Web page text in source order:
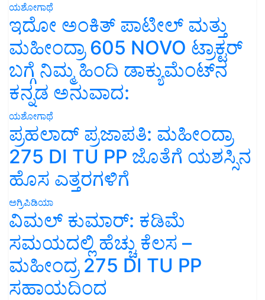
ಯಶೋಗಾಥೆ
ಇದೋ ಅಂಕಿತ್ ಪಾಟೀಲ್ ಮತ್ತು
ಮಹೀಂದ್ರಾ 605 NOVO ಟ್ರಾಕ್ಟರ್
ಬಗ್ಗೆ ನಿಮ್ಮ ಹಿಂದಿ ಡಾಕ್ಯುಮೆಂಟ್‌ನ
ಕನ್ನಡ ಅನುವಾದ:
ಯಶೋಗಾಥೆ
ಪ್ರಹಲಾದ್ ಪ್ರಜಾಪತಿ: ಮಹೀಂದ್ರಾ
275 DI TU PP ಜೊತೆಗೆ ಯಶಸ್ಸಿನ
ಹೊಸ ಎತ್ತರಗಳಿಗೆ
ಅಗ್ರಿಪಿಡಿಯಾ
ವಿಮಲ್ ಕುಮಾರ್: ಕಡಿಮೆ
ಸಮಯದಲ್ಲಿ ಹೆಚ್ಚು ಕೆಲಸ –
ಮಹೀಂದ್ರ 275 DI TU PP
ಸಹಾಯದಿಂದ